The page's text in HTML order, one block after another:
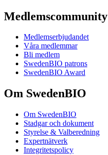
Medlemscommunity
Medlemserbjudandet
Våra medlemmar
Bli medlem
SwedenBIO patrons
SwedenBIO Award
Om SwedenBIO
Om SwedenBIO
Stadgar och dokument
Styrelse & Valberedning
Expertnätverk
Integritetspolicy